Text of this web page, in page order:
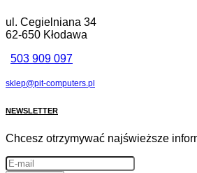
ul. Cegielniana 34
62-650 Kłodawa
503 909 097
sklep@pit-computers.pl
NEWSLETTER
Chcesz otrzymywać najświeższe